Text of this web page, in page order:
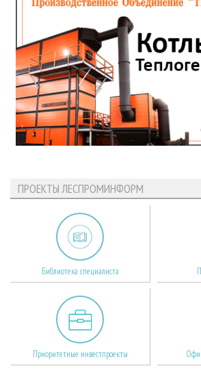
ПРОЕКТЫ ЛЕСПРОМИНФОРМ
Библиотека специалиста
Приоритетные инвестпроекты